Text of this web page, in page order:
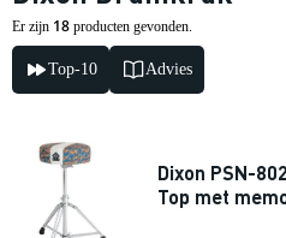
Er zijn 18 producten gevonden.
Top-10 Advies
Dixon PSN-
Top met